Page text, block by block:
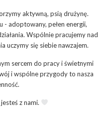
aktywną, psią drużynę.
- adoptowany, pełen energii,
Wspólnie pracujemy nad
uczymy się siebie nawzajem.
sercem do pracy i świetnymi
i wspólne przygody to nasza
z nami.